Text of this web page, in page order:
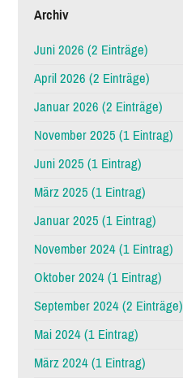
Archiv
Juni 2026 (2 Einträge)
April 2026 (2 Einträge)
Januar 2026 (2 Einträge)
November 2025 (1 Eintrag)
Juni 2025 (1 Eintrag)
März 2025 (1 Eintrag)
Januar 2025 (1 Eintrag)
November 2024 (1 Eintrag)
Oktober 2024 (1 Eintrag)
September 2024 (2 Einträge)
Mai 2024 (1 Eintrag)
März 2024 (1 Eintrag)